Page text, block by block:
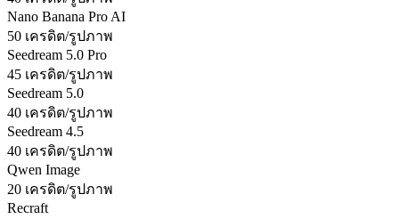
Nano Banana Pro AI
50 เครดิต/รูปภาพ
Seedream 5.0 Pro
45 เครดิต/รูปภาพ
Seedream 5.0
40 เครดิต/รูปภาพ
Seedream 4.5
40 เครดิต/รูปภาพ
Qwen Image
20 เครดิต/รูปภาพ
Recraft